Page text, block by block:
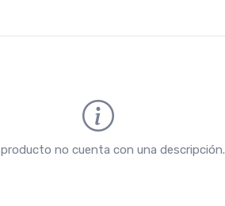
no cuenta con una descripción.